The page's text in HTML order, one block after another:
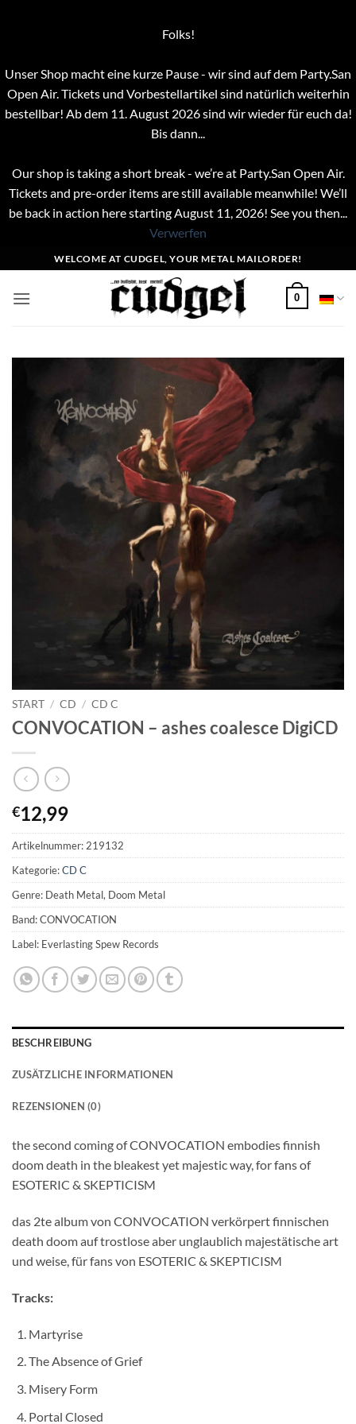
Folks!
Unser Shop macht eine kurze Pause - wir sind auf dem Party.San
Open Air. Tickets und Vorbestellartikel sind natürlich weiterhin
bestellbar! Ab dem 11. August 2026 sind wir wieder für euch da!
Bis dann...
Our shop is taking a short break - we’re at Party.San Open Air.
Tickets and pre-order items are still available meanwhile! We’ll
be back in action here starting August 11, 2026! See you then...
Verwerfen
Inhalt
springen
WELCOME AT CUDGEL, YOUR METAL MAILORDER!
0
START / CD / CD C
CONVOCATION – ashes coalesce DigiCD
€12,99
Artikelnummer:219132
Kategorie:CD C
Genre: Death Metal, Doom Metal
Band: CONVOCATION
Label: Everlasting Spew Records
BESCHREIBUNG
ZUSÄTZLICHE INFORMATIONEN
REZENSIONEN (0)
the second coming of CONVOCATION embodies finnish
doom death in the bleakest yet majestic way, for fans of
ESOTERIC & SKEPTICISM
das 2te album von CONVOCATION verkörpert finnischen
death doom auf trostlose aber unglaublich majestätische art
und weise, für fans von ESOTERIC & SKEPTICISM
Tracks:
Martyrise
The Absence of Grief
Misery Form
Portal Closed